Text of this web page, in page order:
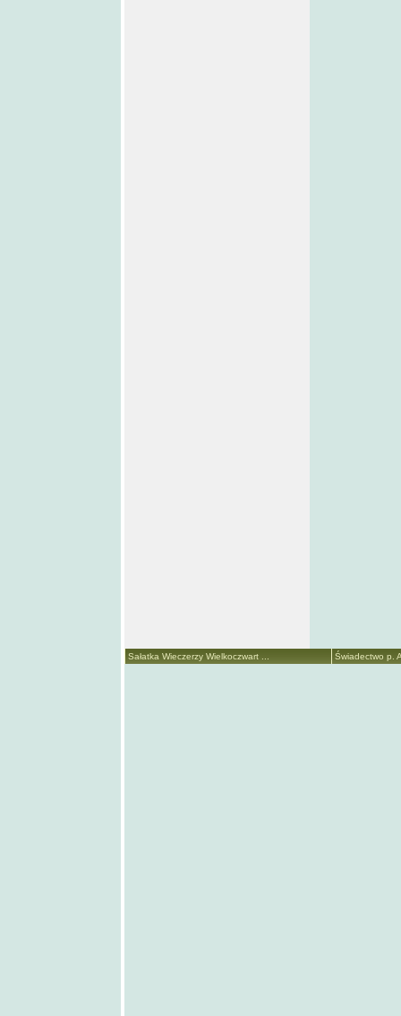
Sałatka Wieczerzy Wielkoczwart ... Świadectwo p.